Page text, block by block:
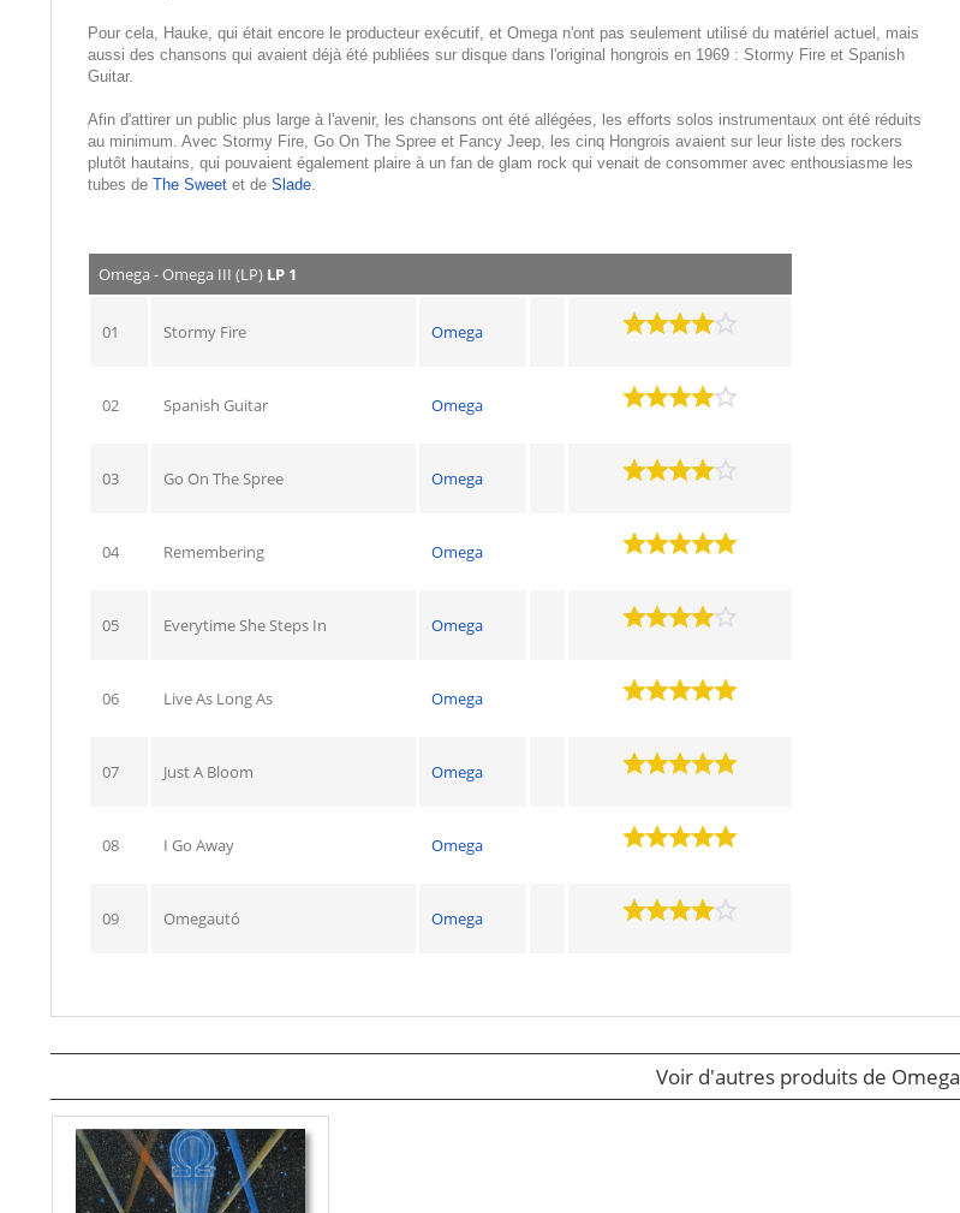
Pour cela, Hauke, qui était encore le producteur exécutif, et Omega n'ont pas seulement utilisé du matériel actuel, mais
aussi des chansons qui avaient déjà été publiées sur disque dans l'original hongrois en 1969 : Stormy Fire et Spanish
Guitar.
Afin d'attirer un public plus large à l'avenir, les chansons ont été allégées, les efforts solos instrumentaux ont été réduits
au minimum. Avec Stormy Fire, Go On The Spree et Fancy Jeep, les cinq Hongrois avaient sur leur liste des rockers
plutôt hautains, qui pouvaient également plaire à un fan de glam rock qui venait de consommer avec enthousiasme les
tubes de The Sweet et de Slade.
Omega - Omega III (LP) LP 1
01 Stormy Fire Omega
02 Spanish Guitar Omega
03 Go On The Spree Omega
04 Remembering Omega
05 Everytime She Steps In Omega
06 Live As Long As Omega
07 Just A Bloom Omega
08 I Go Away Omega
09 Omegautó Omega
Voir d'autres produits de Omega